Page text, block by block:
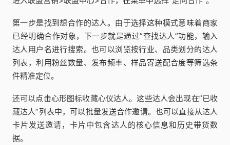
第一步是找到想合作的达人。由于选择这种模式意味着商家
已经明确合作对象，下一步就是通过”查找达人”功能，输入
达人用户名进行搜索。也可以浏览按行业、品类划分的达人
列表，利用粉丝数量、发布频率、样品寄送配合度等筛选条
件精准定位。
还可以点击心形图标收藏心仪达人。这些达人会出现在”已收
藏达人”列表中，可以批量发送合作邀请。也可以直接从达人
卡片发送邀请，卡片中包含达人的核心信息和历史带货数
据。